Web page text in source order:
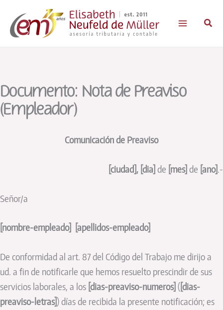
contenido
Documento: Nota de Preaviso
(Empleador)
Comunicación de Preaviso
[ciudad], [dia] de [mes] de [ano].-
Señor/a
[nombre-empleado] [apellidos-empleado]
De conformidad al art. 87 del Código del Trabajo me dirijo a
ud. a fin de notificarle que hemos resuelto prescindir de sus
servicios laborales, a los [dias-preaviso-numeros] ([dias-
preaviso-letras]) días de recibida la presente notificación; es